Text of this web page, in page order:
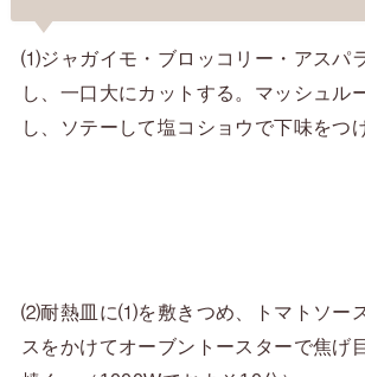
⑴ジャガイモ・ブロッコリー・アスパ
し、一口大にカットする。マッシュル
し、ソテーして塩コショウで下味をつ
⑵耐熱皿に⑴を敷きつめ、トマトソー
スをかけてオーブントースターで焦げ